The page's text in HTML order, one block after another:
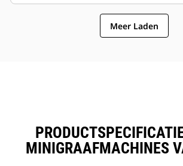
Meer Laden
MINIGRAAFMACHINES